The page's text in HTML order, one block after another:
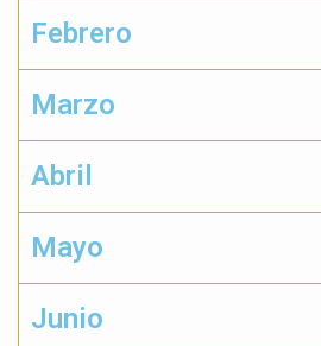
Febrero
Marzo
Abril
Mayo
Junio